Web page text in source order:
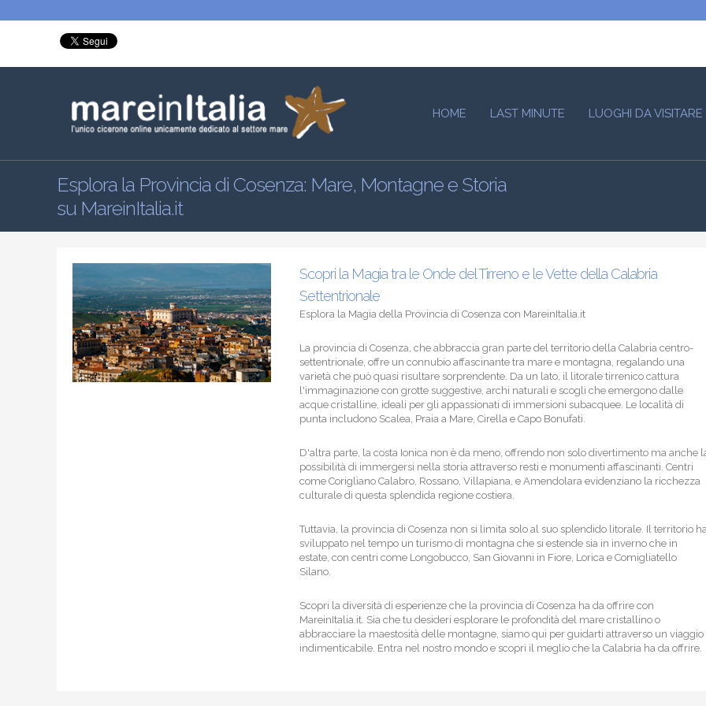
HOME LAST MINUTE LUOGHI DA VISITARE
Esplora la Provincia di Cosenza: Mare, Montagne e Storia
su MareinItalia.it
Scopri la Magia tra le Onde del Tirreno e le Vette della Calabria
Settentrionale
Esplora la Magia della Provincia di Cosenza con MareinItalia.it
La provincia di Cosenza, che abbraccia gran parte del territorio della Calabria centro-
settentrionale, offre un connubio affascinante tra mare e montagna, regalando una
varietà che può quasi risultare sorprendente. Da un lato, il litorale tirrenico cattura
l'immaginazione con grotte suggestive, archi naturali e scogli che emergono dalle
acque cristalline, ideali per gli appassionati di immersioni subacquee. Le località di
punta includono Scalea, Praia a Mare, Cirella e Capo Bonufati.
D'altra parte, la costa Ionica non è da meno, offrendo non solo divertimento ma anche
possibilità di immergersi nella storia attraverso resti e monumenti affascinanti. Centri
come Corigliano Calabro, Rossano, Villapiana, e Amendolara evidenziano la ricchezza
culturale di questa splendida regione costiera.
Tuttavia, la provincia di Cosenza non si limita solo al suo splendido litorale. Il territorio
sviluppato nel tempo un turismo di montagna che si estende sia in inverno che in
estate, con centri come Longobucco, San Giovanni in Fiore, Lorica e Comigliatello
Silano.
Scopri la diversità di esperienze che la provincia di Cosenza ha da offrire con
MareinItalia.it. Sia che tu desideri esplorare le profondità del mare cristallino o
abbracciare la maestosità delle montagne, siamo qui per guidarti attraverso un viaggio
indimenticabile. Entra nel nostro mondo e scopri il meglio che la Calabria ha da offrire.